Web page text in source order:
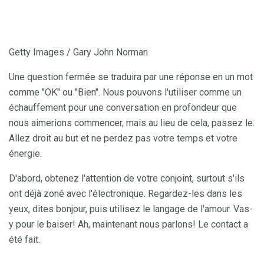
Getty Images / Gary John Norman
Une question fermée se traduira par une réponse en un mot
comme "OK" ou "Bien". Nous pouvons l'utiliser comme un
échauffement pour une conversation en profondeur que
nous aimerions commencer, mais au lieu de cela, passez le.
Allez droit au but et ne perdez pas votre temps et votre
énergie.
D'abord, obtenez l'attention de votre conjoint, surtout s'ils
ont déjà zoné avec l'électronique. Regardez-les dans les
yeux, dites bonjour, puis utilisez le langage de l'amour. Vas-
y pour le baiser! Ah, maintenant nous parlons! Le contact a
été fait.